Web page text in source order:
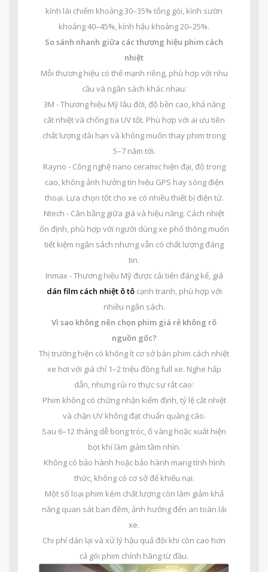
kính lái chiếm khoảng 30–35% tổng gói, kính sườn
khoảng 40–45%, kính hậu khoảng 20–25%.
So sánh nhanh giữa các thương hiệu phim cách
nhiệt
Mỗi thương hiệu có thế mạnh riêng, phù hợp với nhu
cầu và ngân sách khác nhau:
3M - Thương hiệu Mỹ lâu đời, độ bền cao, khả năng
cắt nhiệt và chống tia UV tốt. Phù hợp với ai ưu tiên
chất lượng dài hạn và không muốn thay phim trong
5–7 năm tới.
Rayno - Công nghệ nano ceramic hiện đại, độ trong
cao, không ảnh hưởng tín hiệu GPS hay sóng điện
thoại. Lựa chọn tốt cho xe có nhiều thiết bị điện tử.
Ntech - Cân bằng giữa giá và hiệu năng. Cách nhiệt
ổn định, phù hợp với người dùng xe phổ thông muốn
tiết kiệm ngân sách nhưng vẫn có chất lượng đáng
tin.
Inmax - Thương hiệu Mỹ được cải tiến đáng kể, giá
dán film cách nhiệt ô tôcạnh tranh, phù hợp với
nhiều ngân sách.
Vì sao không nên chọn phim giá rẻ không rõ
nguồn gốc?
Thị trường hiện có không ít cơ sở bán phim cách nhiệt
xe hơi với giá chỉ 1–2 triệu đồng full xe. Nghe hấp
dẫn, nhưng rủi ro thực sự rất cao:
Phim không có chứng nhận kiểm định, tỷ lệ cắt nhiệt
và chặn UV không đạt chuẩn quảng cáo.
Sau 6–12 tháng dễ bong tróc, ố vàng hoặc xuất hiện
bọt khí làm giảm tầm nhìn.
Không có bảo hành hoặc bảo hành mang tính hình
thức, không có cơ sở để khiếu nại.
Một số loại phim kém chất lượng còn làm giảm khả
năng quan sát ban đêm, ảnh hưởng đến an toàn lái
xe.
Chi phí dán lại và xử lý hậu quả đôi khi còn cao hơn
cả gói phim chính hãng từ đầu.